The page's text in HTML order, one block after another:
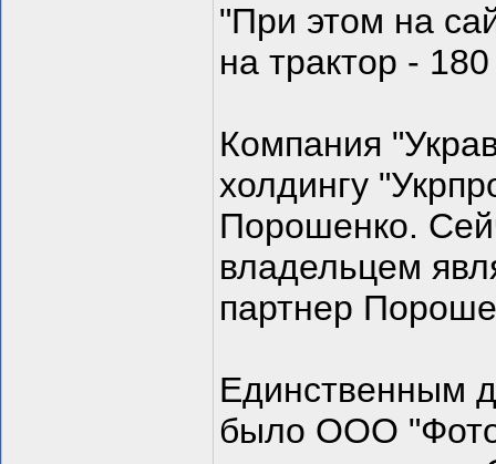
"При этом на
на трактор -
Компания
холдингу
Порошенко.
владельцем
партнер
Единственным
было ООО